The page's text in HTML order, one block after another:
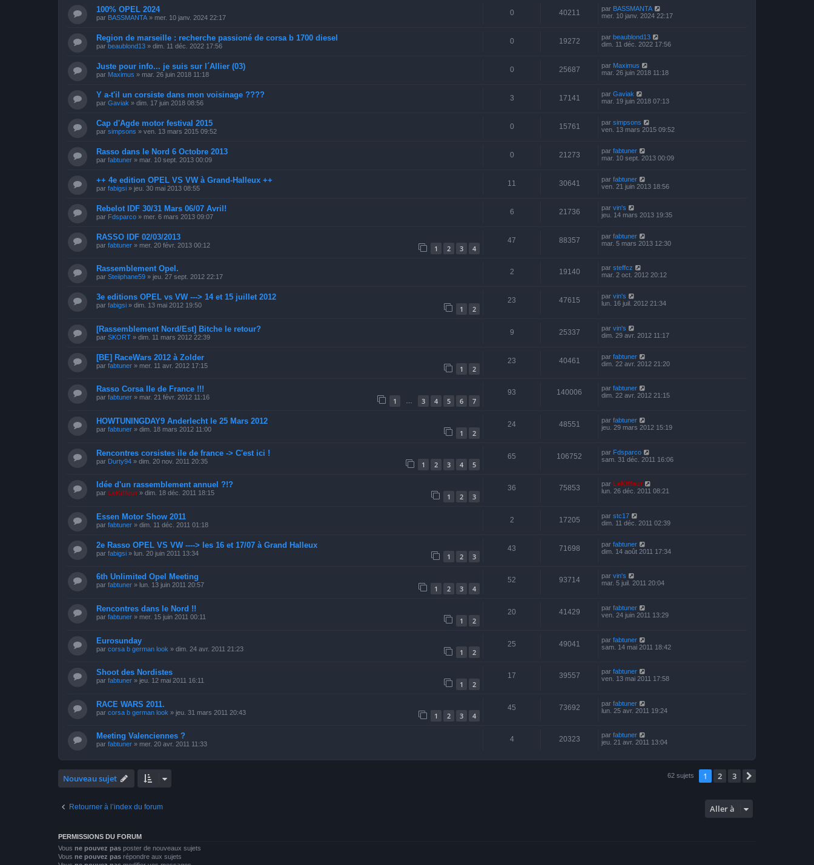
100% OPEL 2024
par BASSMANTA » mer. 10 janv. 2024 22:17
0 40211 par BASSMANTA
mer. 10 janv. 2024 22:17
Region de marseille : recherche passioné de corsa b 1700 diesel
par beaublond13 » dim. 11 déc. 2022 17:56
0 19272 par beaublond13
dim. 11 déc. 2022 17:56
Juste pour info... je suis sur l´Allier (03)
par Maximus » mar. 26 juin 2018 11:18
0 25687 par Maximus
mar. 26 juin 2018 11:18
Y a-t'il un corsiste dans mon voisinage ????
par Gaviak » dim. 17 juin 2018 08:56
3 17141 par Gaviak
mar. 19 juin 2018 07:13
Cap d'Agde motor festival 2015
par simpsons » ven. 13 mars 2015 09:52
0 15761 par simpsons
ven. 13 mars 2015 09:52
Rasso dans le Nord 6 Octobre 2013
par fabtuner » mar. 10 sept. 2013 00:09
0 21273 par fabtuner
mar. 10 sept. 2013 00:09
++ 4e edition OPEL VS VW à Grand-Halleux ++
par fabigsi » jeu. 30 mai 2013 08:55
11 30641 par fabtuner
ven. 21 juin 2013 18:56
Rebelot IDF 30/31 Mars 06/07 Avril!
par Fdsparco » mer. 6 mars 2013 09:07
6 21736 par vin's
jeu. 14 mars 2013 19:35
RASSO IDF 02/03/2013
par fabtuner » mer. 20 févr. 2013 00:12 1 2 3 4
47 88357 par fabtuner
mar. 5 mars 2013 12:30
Rassemblement Opel.
par Steiiphane59 » jeu. 27 sept. 2012 22:17
2 19140 par steffcz
mar. 2 oct. 2012 20:12
3e editions OPEL vs VW ---> 14 et 15 juillet 2012
par fabigsi » dim. 13 mai 2012 19:50 1 2
23 47615 par vin's
lun. 16 juil. 2012 21:34
[Rassemblement Nord/Est] Bitche le retour?
par SKORT » dim. 11 mars 2012 22:39
9 25337 par vin's
dim. 29 avr. 2012 11:17
[BE] RaceWars 2012 à Zolder
par fabtuner » mer. 11 avr. 2012 17:15 1 2
23 40461 par fabtuner
dim. 22 avr. 2012 21:20
Rasso Corsa Ile de France !!!
par fabtuner » mar. 21 févr. 2012 11:16 1 … 3 4 5 6 7
93 140006 par fabtuner
dim. 22 avr. 2012 21:15
HOWTUNINGDAY9 Anderlecht le 25 Mars 2012
par fabtuner » dim. 18 mars 2012 11:00 1 2
24 48551 par fabtuner
jeu. 29 mars 2012 15:19
Rencontres corsistes ile de france -> C'est ici !
par Durty94 » dim. 20 nov. 2011 20:35 1 2 3 4 5
65 106752 par Fdsparco
sam. 31 déc. 2011 16:06
Idée d'un rassemblement annuel ?!?
par LeKiffeur » dim. 18 déc. 2011 18:15 1 2 3
36 75853 par LeKiffeur
lun. 26 déc. 2011 08:21
Essen Motor Show 2011
par fabtuner » dim. 11 déc. 2011 01:18
2 17205 par stc17
dim. 11 déc. 2011 02:39
2e Rasso OPEL VS VW ----> les 16 et 17/07 à Grand Halleux
par fabigsi » lun. 20 juin 2011 13:34 1 2 3
43 71698 par fabtuner
dim. 14 août 2011 17:34
6th Unlimited Opel Meeting
par fabtuner » lun. 13 juin 2011 20:57 1 2 3 4
52 93714 par vin's
mar. 5 juil. 2011 20:04
Rencontres dans le Nord !!
par fabtuner » mer. 15 juin 2011 00:11 1 2
20 41429 par fabtuner
ven. 24 juin 2011 13:29
Eurosunday
par corsa b german look » dim. 24 avr. 2011 21:23 1 2
25 49041 par fabtuner
sam. 14 mai 2011 18:42
Shoot des Nordistes
par fabtuner » jeu. 12 mai 2011 16:11 1 2
17 39557 par fabtuner
ven. 13 mai 2011 17:58
RACE WARS 2011.
par corsa b german look » jeu. 31 mars 2011 20:43 1 2 3 4
45 73692 par fabtuner
lun. 25 avr. 2011 19:24
Meeting Valenciennes ?
par fabtuner » mer. 20 avr. 2011 11:33
4 20323 par fabtuner
jeu. 21 avr. 2011 13:04
Nouveau sujet 62 sujets 1 2 3
Retourner à l’index du forum Aller à
PERMISSIONS DU FORUM
Vous ne pouvez pas poster de nouveaux sujets
Vous ne pouvez pas répondre aux sujets